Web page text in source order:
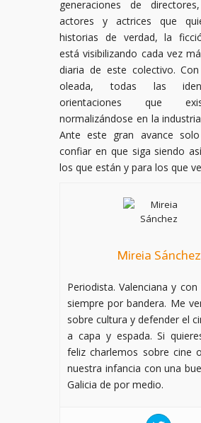
generaciones de
actores y actrices que
historias de verdad, la
está visibilizando cada vez
diaria de este colectivo.
oleada, todas las
orientaciones que
normalizándose en la
Ante este gran avance
confiar en que siga siendo
los que están y para los que
Mireia Sánchez
Periodista. Valenciana y
siempre por bandera. Me
sobre cultura y defender el
a capa y espada. Si
feliz charlemos sobre cine
nuestra infancia con una
Galicia de por medio.